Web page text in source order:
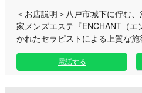
＜お店説明＞ 八戸市城下に佇む
家メンズエステ『ENCHANT（
かれたセラピストによる上質な
る落ち着いた空間をご提供いた
く、心と身体が優しく包み込ま
電話する